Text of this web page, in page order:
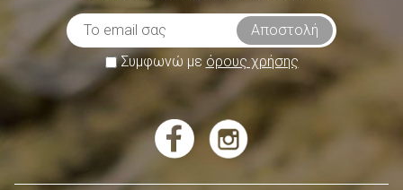
Συμφωνώ με όρους χρήσης